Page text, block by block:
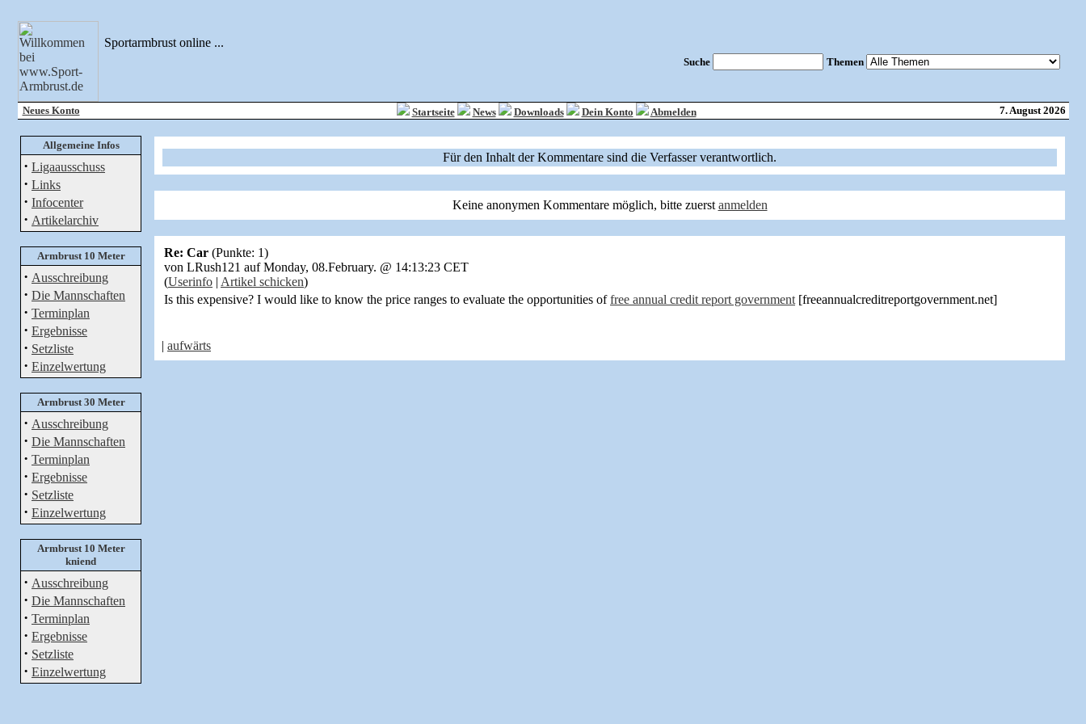
Sportarmbrust online ...
Suche Themen
Neues Konto Startseite News Downloads Dein Konto Abmelden 7. August 2026
Allgemeine Infos
· Ligaausschuss
· Links
· Infocenter
· Artikelarchiv
Armbrust 10 Meter
· Ausschreibung
· Die Mannschaften
· Terminplan
· Ergebnisse
· Setzliste
· Einzelwertung
Armbrust 30 Meter
· Ausschreibung
· Die Mannschaften
· Terminplan
· Ergebnisse
· Setzliste
· Einzelwertung
Armbrust 10 Meter
kniend
· Ausschreibung
· Die Mannschaften
· Terminplan
· Ergebnisse
· Setzliste
· Einzelwertung
Für den Inhalt der Kommentare sind die Verfasser verantwortlich.
Keine anonymen Kommentare möglich, bitte zuerst anmelden
Re: Car (Punkte: 1)
von LRush121 auf Monday, 08.February. @ 14:13:23 CET
(Userinfo | Artikel schicken)
Is this expensive? I would like to know the price ranges to evaluate the opportunities offree annual credit report government [freeannualcreditreportgovernment.net]
| aufwärts